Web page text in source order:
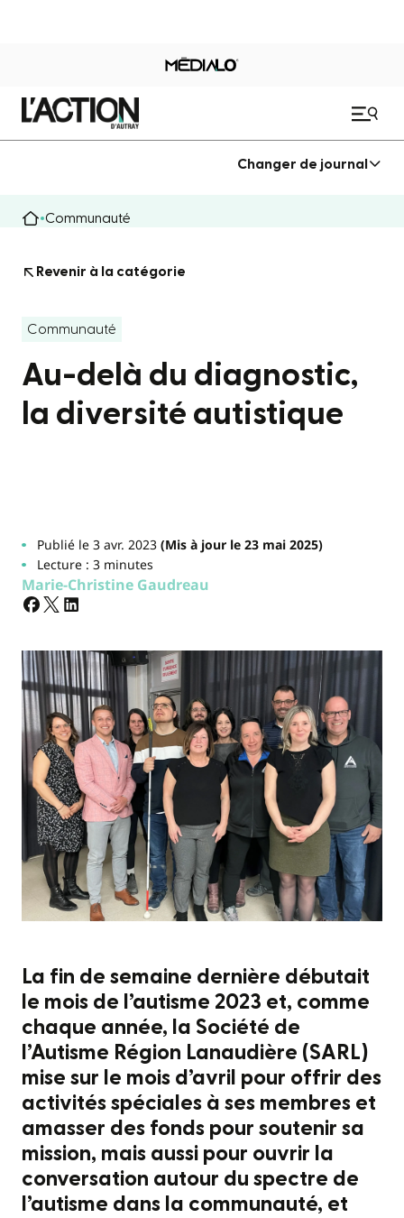
Changer de journal
Communauté
Revenir à la catégorie
Communauté
Au-delà du diagnostic,
la diversité autistique
Publié le 3 avr. 2023(Mis à jour le 23 mai 2025)
Lecture : 3 minutes
Marie-Christine Gaudreau
La fin de semaine dernière débutait
le mois de l’autisme 2023 et, comme
chaque année, la Société de
l’Autisme Région Lanaudière (SARL)
mise sur le mois d’avril pour offrir des
activités spéciales à ses membres et
amasser des fonds pour soutenir sa
mission, mais aussi pour ouvrir la
conversation autour du spectre de
l’autisme dans la communauté, et